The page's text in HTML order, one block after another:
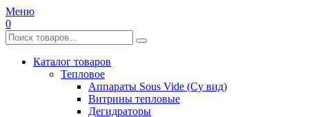
Меню
0
Каталог товаров
Тепловое
Аппараты Sous Vide (Су вид)
Витрины тепловые
Дегидраторы